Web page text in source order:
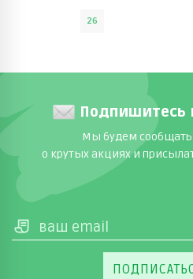
26
Подпишитесь
Мы будем сообщать
о крутых акциях и